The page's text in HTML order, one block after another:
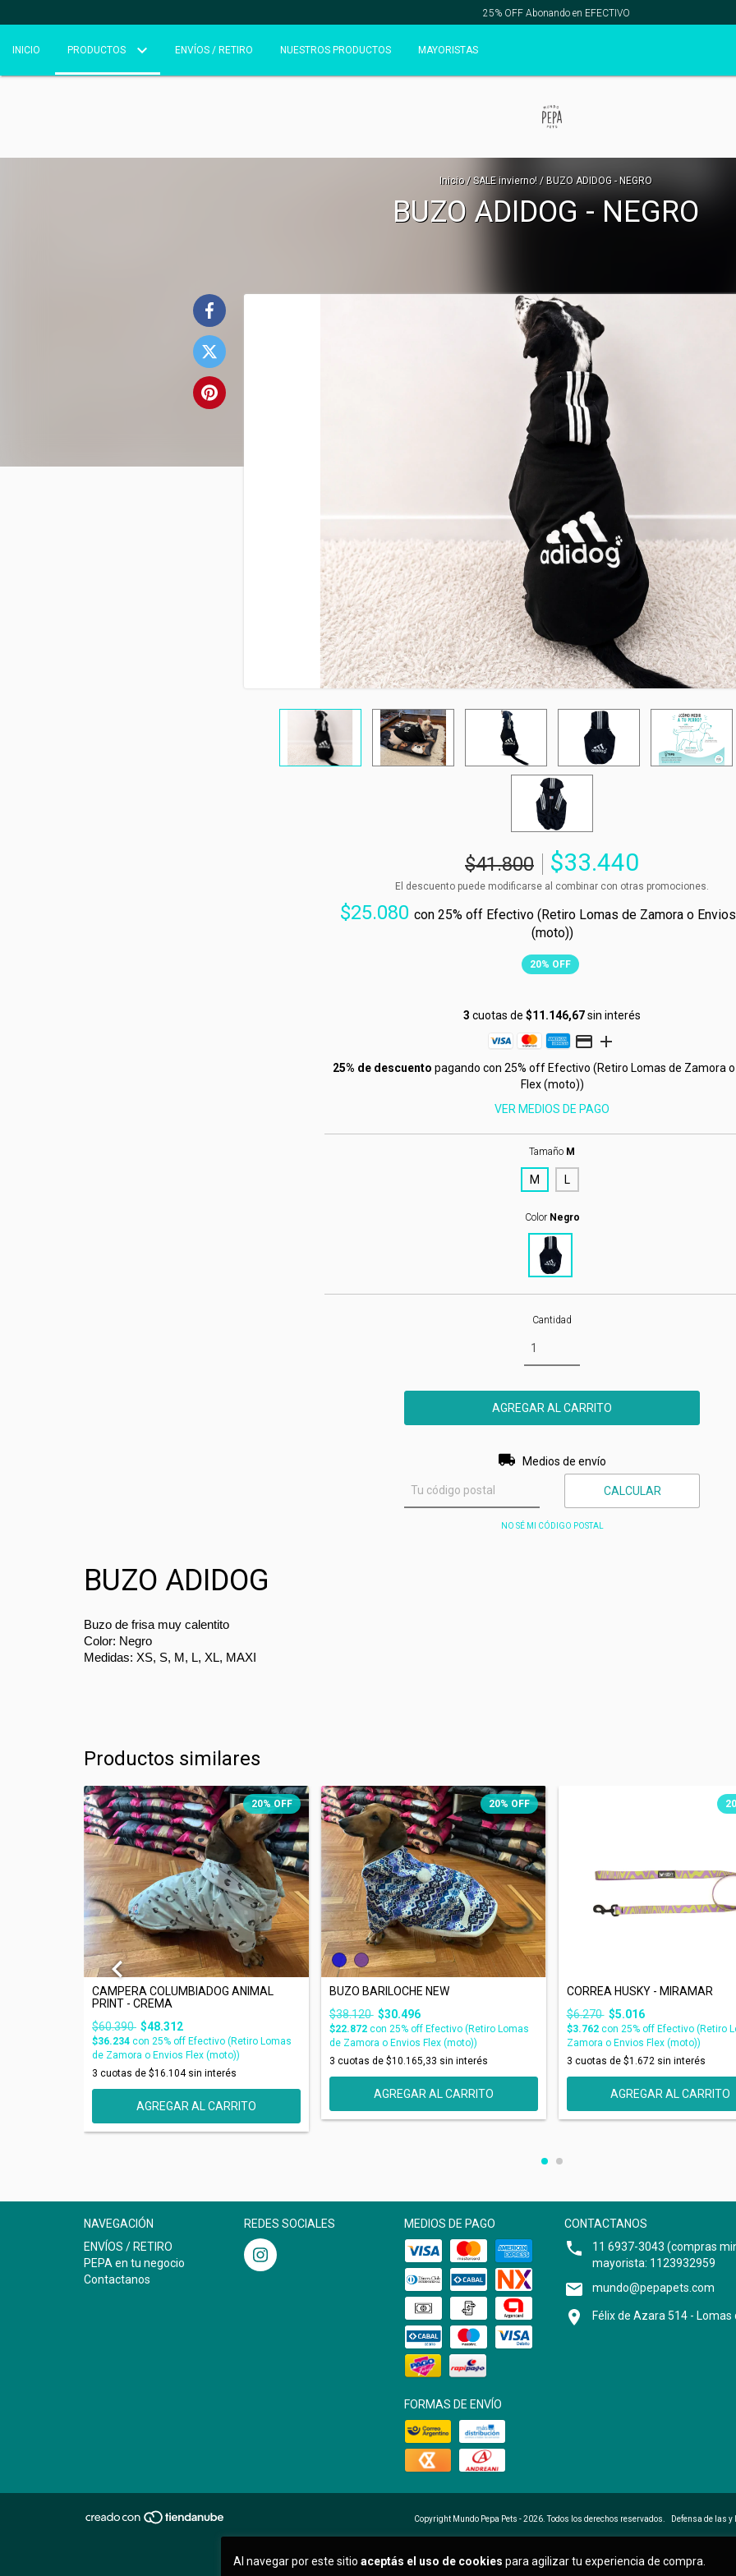
25% OFF Abonando en EFECTIVO
INICIO PRODUCTOS ENVÍOS / RETIRO NUESTROS PRODUCTOS MAYORISTAS
Al navegar por este sitio aceptás el uso de cookies para agilizar tu experiencia de compra.
Inicio / SALE invierno! / BUZO ADIDOG - NEGRO
BUZO ADIDOG - NEGRO
$41.800 $33.440
El descuento puede modificarse al combinar con otras promociones.
$25.080 con 25% off Efectivo (Retiro Lomas de Zamora o
(moto))
20% OFF
3 cuotas de $11.146,67sin interés
25% de descuento pagando con 25% off Efectivo (Retiro Lomas de Zamora o
Flex (moto))
VER MEDIOS DE PAGO
Tamaño M
M L
Color Negro
Cantidad
Entregas para el CP:
Medios de envío
CALCULAR
NO SÉ MI CÓDIGO POSTAL
BUZO ADIDOG
Buzo de frisa muy calentito
Color: Negro
Medidas: XS, S, M, L, XL, MAXI
Productos similares
20%OFF
CAMPERA COLUMBIADOG ANIMAL
PRINT - CREMA
$60.390 $48.312
$36.234 con 25% off Efectivo (Retiro Lomas
de Zamora o Envios Flex (moto))
3 cuotas de $16.104sin interés
AGREGAR AL CARRITO
20% OFF
BUZO BARILOCHE NEW
$38.120 $30.496
$22.872 con 25% off Efectivo (Retiro Lomas
de Zamora o Envios Flex (moto))
3 cuotas de $10.165,33 sin interés
AGREGAR AL CARRITO
20
CORREA HUSKY - MIRAMAR
$6.270 $5.016
$3.762 con 25% off Efectivo (Retiro
Zamora o Envios Flex (moto))
3 cuotas de $1.672 sin interés
AGREGAR AL CARRITO
NAVEGACIÓN
ENVÍOS / RETIRO
PEPA en tu negocio
Contactanos
REDES SOCIALES MEDIOS DE PAGO
FORMAS DE ENVÍO
CONTACTANOS
11 6937-3043 (compras
mayorista: 1123932959
mundo@pepapets.com
Félix de Azara 514 -
Copyright Mundo Pepa Pets - 2026. Todos los derechos reservados. Defensa de las